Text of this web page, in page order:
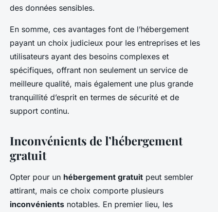
des données sensibles.
En somme, ces avantages font de l’hébergement
payant un choix judicieux pour les entreprises et les
utilisateurs ayant des besoins complexes et
spécifiques, offrant non seulement un service de
meilleure qualité, mais également une plus grande
tranquillité d’esprit en termes de sécurité et de
support continu.
Inconvénients de l’hébergement
gratuit
Opter pour un hébergement gratuit peut sembler
attirant, mais ce choix comporte plusieurs
inconvénients notables. En premier lieu, les